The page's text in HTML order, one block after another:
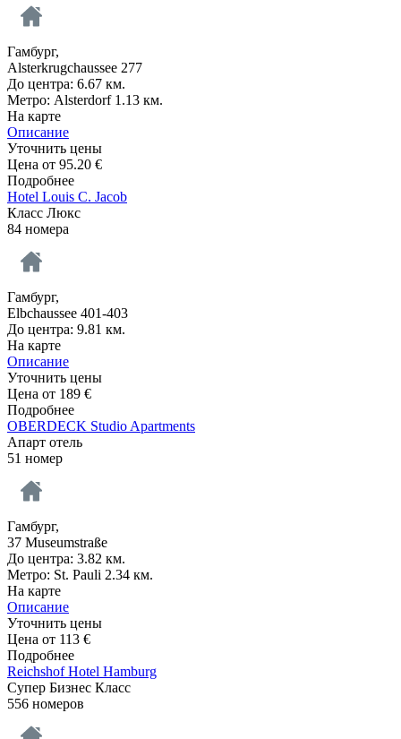
Гамбург,
Alsterkrugchaussee 277
До центра: 6.67 км.
Метро: Alsterdorf 1.13 км.
На карте
Описание
Уточнить цены
Цена от 95.20 €
Подробнее
Hotel Louis C. Jacob
Класс Люкс
84 номера
Гамбург,
Elbchaussee 401-403
До центра: 9.81 км.
На карте
Описание
Уточнить цены
Цена от 189 €
Подробнее
OBERDECK Studio Apartments
Апарт отель
51 номер
Гамбург,
37 Museumstraße
До центра: 3.82 км.
Метро: St. Pauli 2.34 км.
На карте
Описание
Уточнить цены
Цена от 113 €
Подробнее
Reichshof Hotel Hamburg
Супер Бизнес Класс
556 номеров